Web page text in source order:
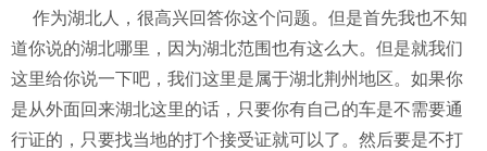
作为湖北人，很高兴回答你这个问题。但是首先我也不知
道你说的湖北哪里，因为湖北范围也有这么大。但是就我们
这里给你说一下吧，我们这里是属于湖北荆州地区。如果你
是从外面回来湖北这里的话，只要你有自己的车是不需要通
行证的，只要找当地的打个接受证就可以了。然后要是不打